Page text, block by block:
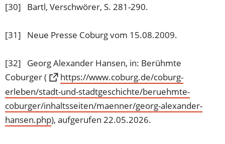
[30] Bartl, Verschwörer, S. 281-290.
[31] Neue Presse Coburg vom 15.08.2009.
[32] Georg Alexander Hansen, in: Berühmte
Coburger (
https://www.coburg.de/coburg-
erleben/stadt-und-stadtgeschichte/beruehmte-
coburger/inhaltsseiten/maenner/georg-alexander-
hansen.php
(Öffnet
), aufgerufen 22.05.2026.